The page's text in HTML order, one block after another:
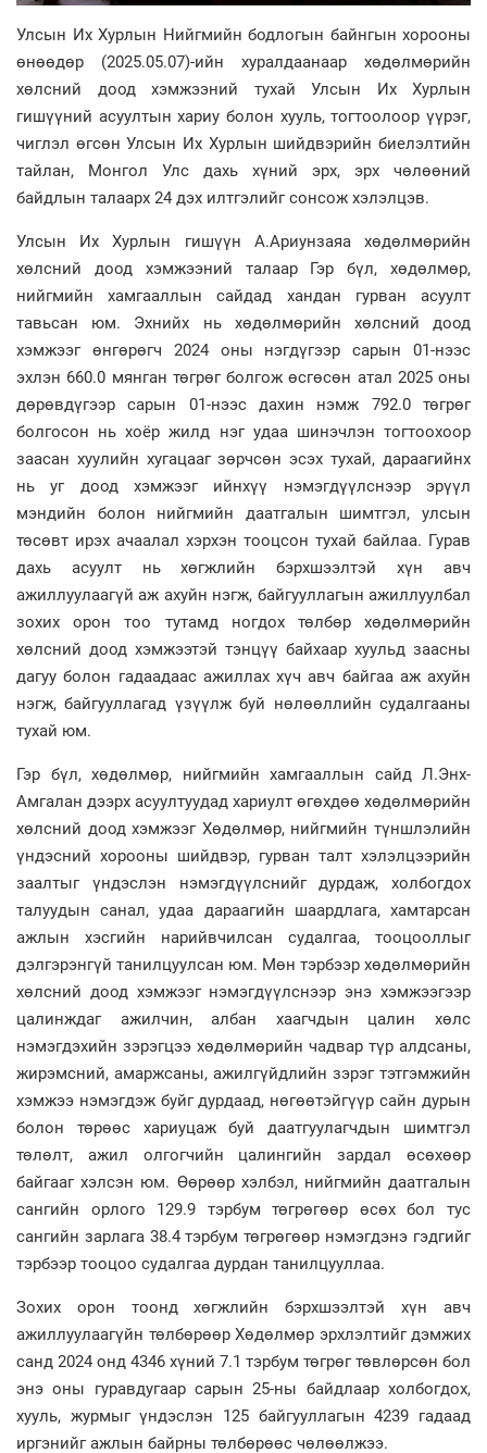
Улсын Их Хурлын Нийгмийн бодлогын байнгын хорооны
өнөөдөр (2025.05.07)-ийн хуралдаанаар хөдөлмөрийн
хөлсний доод хэмжээний тухай Улсын Их Хурлын
гишүүний асуултын хариу болон хууль, тогтоолоор үүрэг,
чиглэл өгсөн Улсын Их Хурлын шийдвэрийн биелэлтийн
тайлан, Монгол Улс дахь хүний эрх, эрх чөлөөний
байдлын талаарх 24 дэх илтгэлийг сонсож хэлэлцэв.
Улсын Их Хурлын гишүүн А.Ариунзаяа хөдөлмөрийн
хөлсний доод хэмжээний талаар Гэр бүл, хөдөлмөр,
нийгмийн хамгааллын сайдад хандан гурван асуулт
тавьсан юм. Эхнийх нь хөдөлмөрийн хөлсний доод
хэмжээг өнгөрөгч 2024 оны нэгдүгээр сарын 01-нээс
эхлэн 660.0 мянган төгрөг болгож өсгөсөн атал 2025 оны
дөрөвдүгээр сарын 01-нээс дахин нэмж 792.0 төгрөг
болгосон нь хоёр жилд нэг удаа шинэчлэн тогтоохоор
заасан хуулийн хугацааг зөрчсөн эсэх тухай, дараагийнх
нь уг доод хэмжээг ийнхүү нэмэгдүүлснээр эрүүл
мэндийн болон нийгмийн даатгалын шимтгэл, улсын
төсөвт ирэх ачаалал хэрхэн тооцсон тухай байлаа. Гурав
дахь асуулт нь хөгжлийн бэрхшээлтэй хүн авч
ажиллуулаагүй аж ахуйн нэгж, байгууллагын ажиллуулбал
зохих орон тоо тутамд ногдох төлбөр хөдөлмөрийн
хөлсний доод хэмжээтэй тэнцүү байхаар хуульд заасны
дагуу болон гадаадаас ажиллах хүч авч байгаа аж ахуйн
нэгж, байгууллагад үзүүлж буй нөлөөллийн судалгааны
тухай юм.
Гэр бүл, хөдөлмөр, нийгмийн хамгааллын сайд Л.Энх-
Амгалан дээрх асуултуудад хариулт өгөхдөө хөдөлмөрийн
хөлсний доод хэмжээг Хөдөлмөр, нийгмийн түншлэлийн
үндэсний хорооны шийдвэр, гурван талт хэлэлцээрийн
заалтыг үндэслэн нэмэгдүүлснийг дурдаж, холбогдох
талуудын санал, удаа дараагийн шаардлага, хамтарсан
ажлын хэсгийн нарийвчилсан судалгаа, тооцооллыг
дэлгэрэнгүй танилцуулсан юм. Мөн тэрбээр хөдөлмөрийн
хөлсний доод хэмжээг нэмэгдүүлснээр энэ хэмжээгээр
цалинждаг ажилчин, албан хаагчдын цалин хөлс
нэмэгдэхийн зэрэгцээ хөдөлмөрийн чадвар түр алдсаны,
жирэмсний, амаржсаны, ажилгүйдлийн зэрэг тэтгэмжийн
хэмжээ нэмэгдэж буйг дурдаад, нөгөөтэйгүүр сайн дурын
болон төрөөс хариуцаж буй даатгуулагчдын шимтгэл
төлөлт, ажил олгогчийн цалингийн зардал өсөхөөр
байгааг хэлсэн юм. Өөрөөр хэлбэл, нийгмийн даатгалын
сангийн орлого 129.9 тэрбум төгрөгөөр өсөх бол тус
сангийн зарлага 38.4 тэрбум төгрөгөөр нэмэгдэнэ гэдгийг
тэрбээр тооцоо судалгаа дурдан танилцууллаа.
Зохих орон тоонд хөгжлийн бэрхшээлтэй хүн авч
ажиллуулаагүйн төлбөрөөр Хөдөлмөр эрхлэлтийг дэмжих
санд 2024 онд 4346 хүний 7.1 тэрбум төгрөг төвлөрсөн бол
энэ оны гуравдугаар сарын 25-ны байдлаар холбогдох,
хууль, журмыг үндэслэн 125 байгууллагын 4239 гадаад
иргэнийг ажлын байрны төлбөрөөс чөлөөлжээ.